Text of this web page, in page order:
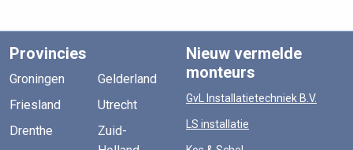
Provincies
Groningen
Friesland
Drenthe
Gelderland
Utrecht
Zuid-
Nieuw vermelde
monteurs
GvL Installatietechniek B.V.
LS installatie